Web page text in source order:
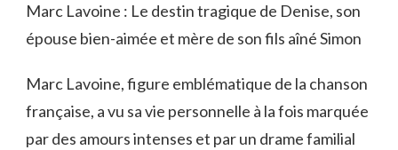
Marc Lavoine : Le destin tragique de Denise, son
épouse bien-aimée et mère de son fils aîné Simon
Marc Lavoine, figure emblématique de la chanson
française, a vu sa vie personnelle à la fois marquée
par des amours intenses et par un drame familial